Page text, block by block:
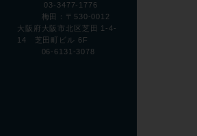
03-3477-1776
梅田：〒530-0012
大阪府大阪市北区芝田 1-4-
14 芝田町ビル 6F
06-6131-3078